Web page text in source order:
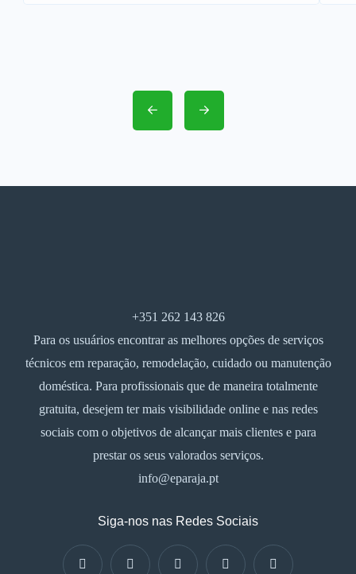
+351 262 143 826
Para os usuários encontrar as melhores opções de serviços
técnicos em reparação, remodelação, cuidado ou manutenção
doméstica. Para profissionais que de maneira totalmente
gratuita, desejem ter mais visibilidade online e nas redes
sociais com o objetivos de alcançar mais clientes e para
prestar os seus valorados serviços.
info@eparaja.pt
Siga-nos nas Redes Sociais